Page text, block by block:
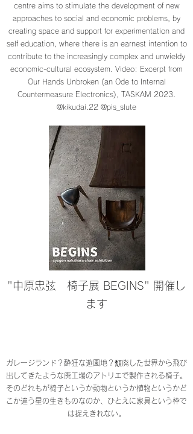
centre aims to stimulate the development of new
approaches to social and economic problems, by
creating space and support for experimentation and
self education, where there is an earnest intention to
contribute to the increasingly complex and unwieldy
economic-cultural ecosystem. Video: Excerpt from
Our Hands Unbroken (an Ode to Internal
Countermeasure Electronics), TASKAM 2023.
@kikudai.22 @pis_slute
"中原忠弦 椅子展 BEGINS" 開催し
ます
ガレージランド？酔狂な遊園地？頽廃した世界から飛び
出してきたような廃工場のアトリエで製作される椅子。
そのどれもが椅子というか動物というか植物というかど
こか違う星の生きものなのか、ひとえに家具という枠で
は捉えきれない。